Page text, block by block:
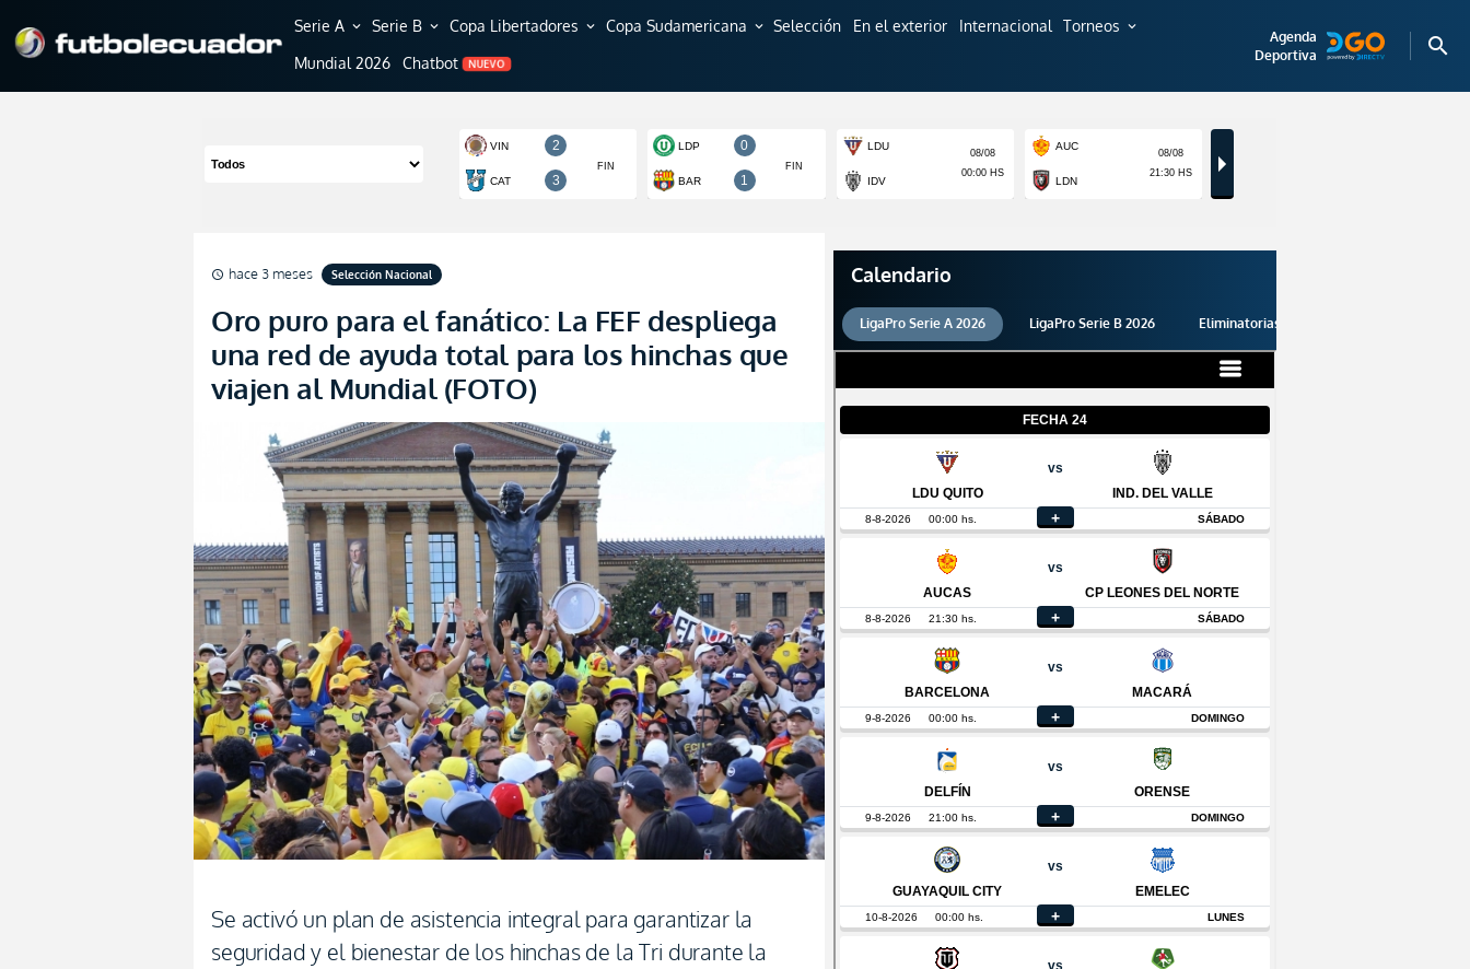
Serie A expand_more Serie B expand_more Copa Libertadores expand_more Copa Sudamericana expand_more Selección En el exterior Internacional Torneos expand_more
Mundial 2026 Chatbot NUEVO
Agenda
Deportiva
search
schedule hace 3 meses Selección Nacional
Oro puro para el fanático: La FEF despliega
una red de ayuda total para los hinchas que
viajen al Mundial (FOTO)
Se activó un plan de asistencia integral para garantizar la
seguridad y el bienestar de los hinchas de la Tri durante la
Calendario
LigaPro Serie A 2026 LigaPro Serie B 2026 Eliminatorias 2026